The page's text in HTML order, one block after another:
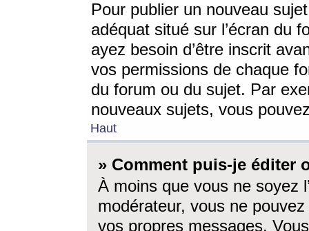
Pour publier un nouveau
adéquat situé sur l’écran du
ayez besoin d’être inscrit
vos permissions de chaque
du forum ou du sujet. Par
nouveaux sujets, vous
Haut
» Comment puis-je éditer
À moins que vous ne soyez
modérateur, vous ne
vos propres messages.